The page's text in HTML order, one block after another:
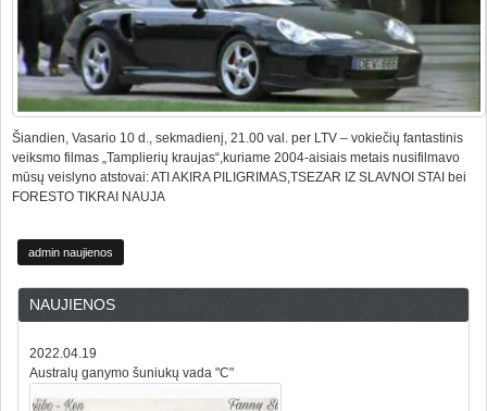
Šiandien, Vasario 10 d., sekmadienį, 21.00 val. per LTV – vokiečių fantastinis
veiksmo filmas „Tamplierių kraujas“,kuriame 2004-aisiais metais nusifilmavo
mūsų veislyno atstovai: ATI AKIRA PILIGRIMAS,TSEZAR IZ SLAVNOI STAI bei
FORESTO TIKRAI NAUJA
admin naujienos
NAUJIENOS
2022.04.19
Australų ganymo šuniukų vada "C"